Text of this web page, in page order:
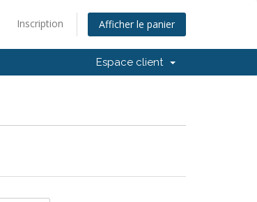
Inscription Afficher le panier
Espace client